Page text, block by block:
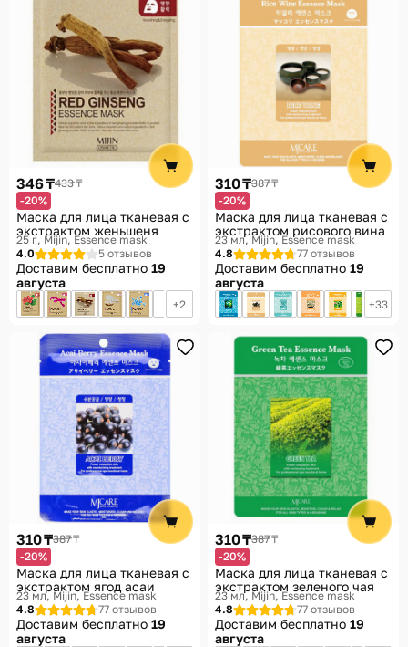
346 ₸433 ₸
-20%
Маска для лица тканевая с
экстрактом женьшеня
25 г Mijin, Essence mask
4.0
5 отзывов
Доставим бесплатно 19
августа
2
310 ₸387 ₸
-20%
Маска для лица тканевая с
экстрактом рисового вина
23 мл Mijin, Essence mask
4.8
77 отзывов
Доставим бесплатно 19
августа
33
310 ₸387 ₸
-20%
Маска для лица тканевая с
экстрактом ягод асаи
23 мл Mijin, Essence mask
4.8
77 отзывов
Доставим бесплатно 19
августа
310 ₸387 ₸
-20%
Маска для лица тканевая с
экстрактом зеленого чая
23 мл Mijin, Essence mask
4.8
77 отзывов
Доставим бесплатно 19
августа